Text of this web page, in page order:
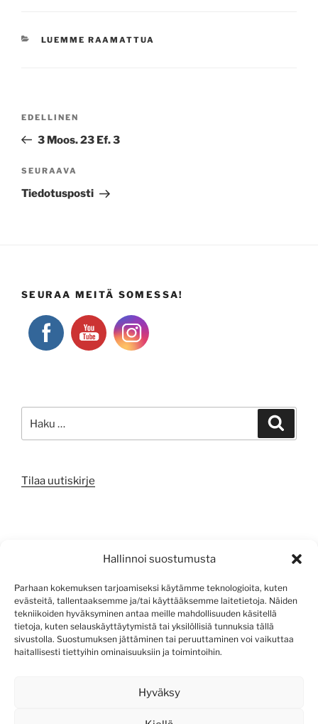
Hallinnoi suostumusta
Parhaan kokemuksen tarjoamiseksi käytämme teknologioita, kuten
evästeitä, tallentaaksemme ja/tai käyttääksemme laitetietoja. Näiden
tekniikoiden hyväksyminen antaa meille mahdollisuuden käsitellä
tietoja, kuten selauskäyttäytymistä tai yksilöllisiä tunnuksia tällä
sivustolla. Suostumuksen jättäminen tai peruuttaminen voi vaikuttaa
haitallisesti tiettyihin ominaisuuksiin ja toimintoihin.
Hyväksy
KATEGORIAT
LUEMME RAAMATTUA
Edellinen
artikkeli
EDELLINEN
3 Moos. 23 Ef. 3
Seuraava
artikkeli
SEURAAVA
Tiedotusposti
SEURAA MEITÄ SOMESSA!
Tilaa uutiskirje
Sisältösyöte
Kommenttisyöte